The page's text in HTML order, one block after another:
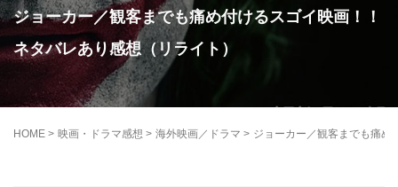
ジョーカー／観客までも痛め付けるスゴイ映画！！
ネタバレあり感想（リライト）
HOME > 映画・ドラマ感想 > 海外映画／ドラマ > ジョーカー／観客までも痛め